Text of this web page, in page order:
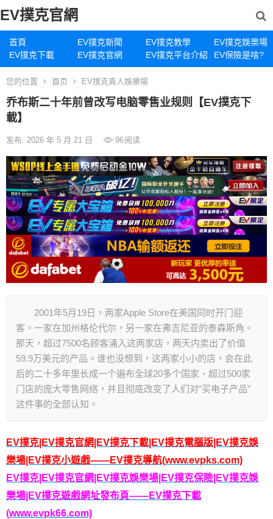
EV撲克官網
首頁 EV撲克新聞 EV撲克教學
EV撲克娛樂場
EV撲克下載
EV撲克官網 EV撲克平台介紹 EV保險是啥?
您的位置 首页 EV撲克真人娛樂場
乔布斯二十年前曾改写电脑零售业规则【EV撲克下
載】
发布: 2026 年 5 月 21 日 96阅读
2001年5月19日，两家Apple Store在美国同时开门迎
客。一家在加州格伦代尔，另一家在弗吉尼亚的泰森斯角。
那天，超过7500名顾客涌入这两家店，两天内卖出了价值
59.9万美元的产品。谁也没想到，这两家小小的店，会在此
后的二十多年里长成一个遍布全球20多个国家、超过500家
门店的庞大零售网络，并且彻底改变了人们对”买电子产品”
这件事的全部认知。
EV撲克|EV撲克官網|EV撲克下載|EV撲克電腦版|EV撲克娛
樂場|EV撲克小遊戲——EV撲克導航(www.evpks.com)
EV撲克|EV撲克官網|EV撲克娛樂場|EV撲克保險|EV撲克娛
樂場|EV撲克遊戲網址發布頁——EV撲克下載
(www.evpk66.com)